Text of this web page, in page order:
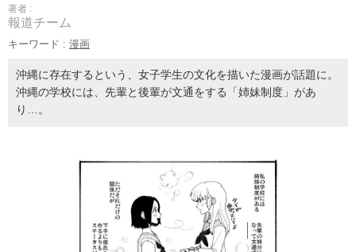
著者 :
報道チーム
キーワード : 漫画
沖縄に存在するという、女子学生の文化を描いた漫画が話題に。
沖縄の学校には、先輩と後輩が文通をする「姉妹制度」があ
り…。